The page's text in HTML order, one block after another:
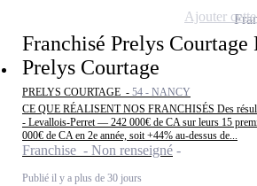
Franchisé Prelys Courtage
Prelys Courtage
PRELYS COURTAGE - 54 - NANCY
CE QUE RÉALISENT NOS FRANCHISÉS Des
- Levallois-Perret — 242 000€ de CA sur leurs 15
000€ de CA en 2e année, soit +44% au-dessus de...
Franchise - Non renseigné
Publié il y a plus de 30 jours
Ajouter